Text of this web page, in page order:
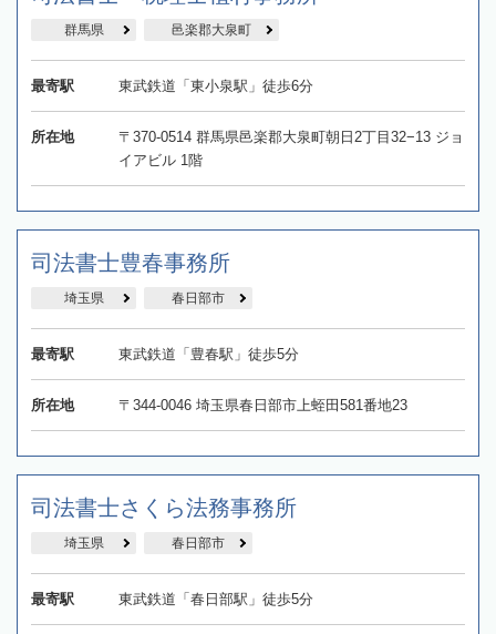
群馬県 邑楽郡大泉町
最寄駅 東武鉄道「東小泉駅」徒歩6分
所在地
〒370-0514 群馬県邑楽郡大泉町朝日2丁目32−13 ジョ
イアビル 1階
司法書士豊春事務所
埼玉県 春日部市
最寄駅 東武鉄道「豊春駅」徒歩5分
所在地 〒344-0046 埼玉県春日部市上蛭田581番地23
司法書士さくら法務事務所
埼玉県 春日部市
最寄駅 東武鉄道「春日部駅」徒歩5分